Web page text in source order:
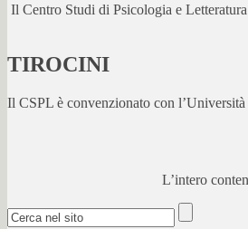
Il Centro Studi di Psicologia e
TIROCINI
Il CSPL è convenzionato con
L’intero